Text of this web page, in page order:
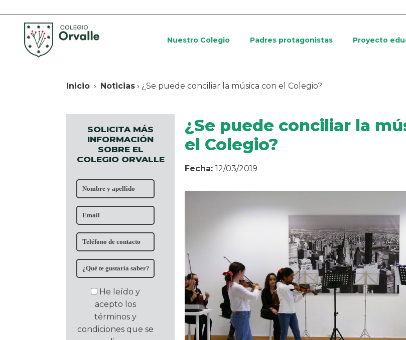
Nuestro Colegio Padres protagonistas Proyecto
Inicio › Noticias › ¿Se puede conciliar la música con el Colegio?
SOLICITA MÁS
INFORMACIÓN
SOBRE EL
COLEGIO ORVALLE
He leído y
acepto los
términos y
condiciones que se
¿Se puede conciliar la
el Colegio?
Fecha: 12/03/2019